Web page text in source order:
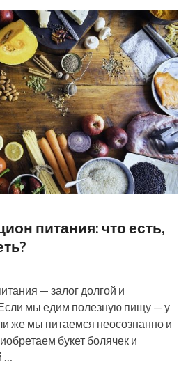
питания: что есть,
— залог долгой и
мы едим полезную пищу — у
же мы питаемся неосознанно и
букет болячек и
…